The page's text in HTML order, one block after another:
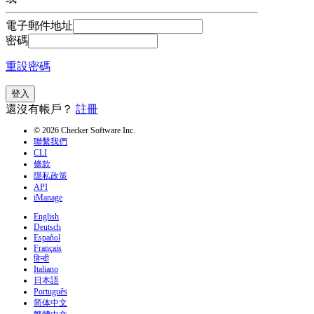
電子郵件地址
密碼
重設密碼
登入
還沒有帳戶？ 註冊
© 2026 Checker Software Inc.
聯繫我們
CLI
條款
隱私政策
API
iManage
English
Deutsch
Español
Français
हिन्दी
Italiano
日本語
Português
简体中文